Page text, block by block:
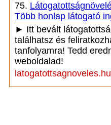
75.
Több honlap látogató
► Itt bevált
találhatsz és
tanfolyamra! Tedd
weboldalad!